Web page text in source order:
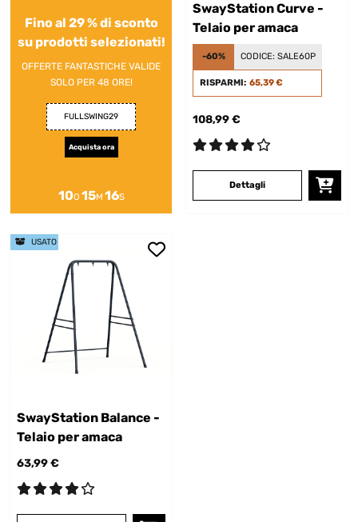
Fino al 29 % di sconto
su prodotti selezionati!
OFFERTE FANTASTICHE VALIDE
SOLO PER 48 ORE!
FULLSWING29
Acquista ora
10O 15M 16S
SwayStation Curve -
Telaio per amaca
-60% CODICE: SALE60P
RISPARMI: 65,39 €
108,99 €
Dettagli
SwayStation Balance -
Telaio per amaca
63,99 €
USATO